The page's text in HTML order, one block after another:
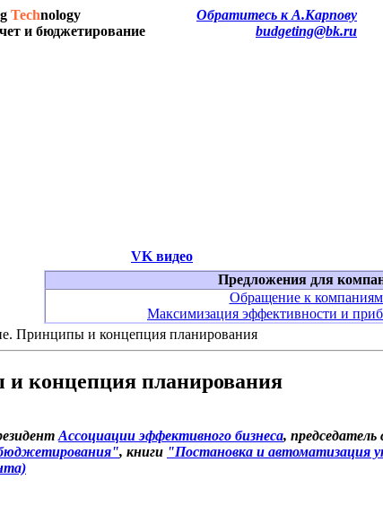
Technology
и бюджетирование
Обратитесь к А.Карпову
budgeting@bk.ru
VK видео
Предложения для
Обращение к
Максимизация эффективности и
Принципы и концепция планирования
концепция планирования
Ассоциации эффективного бизнеса, председатель
, книги "Постановка и автоматизация